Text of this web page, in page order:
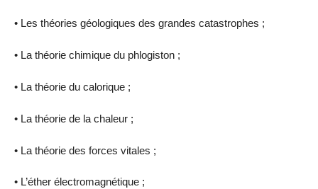
• Les théories géologiques des grandes catastrophes ;
• La théorie chimique du phlogiston ;
• La théorie du calorique ;
• La théorie de la chaleur ;
• La théorie des forces vitales ;
• L’éther électromagnétique ;